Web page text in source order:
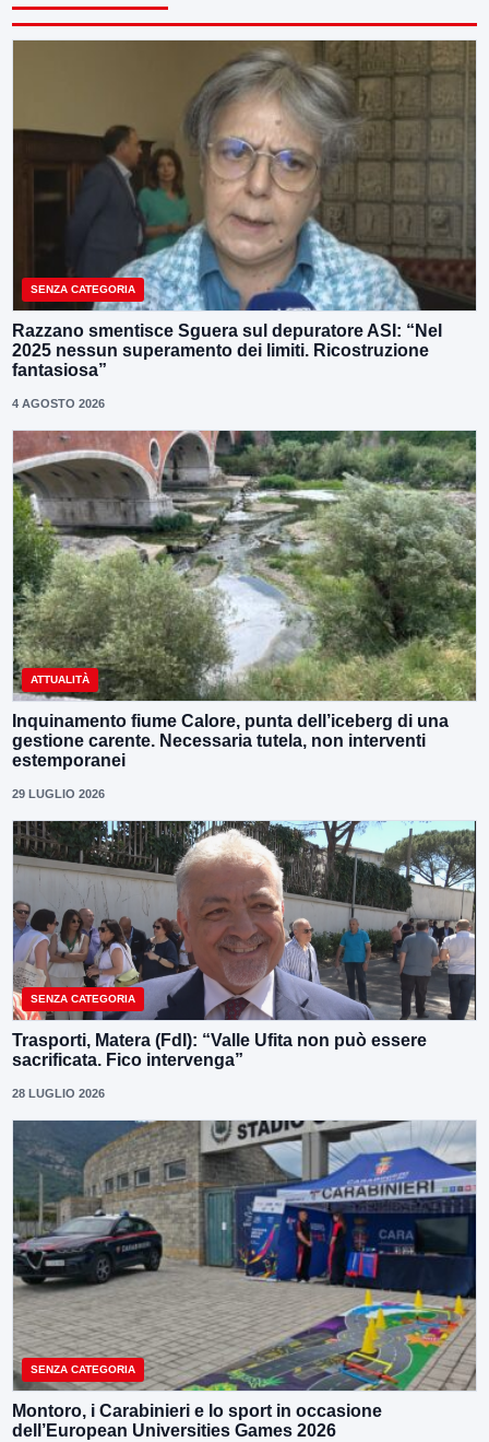
SENZA CATEGORIA
Razzano smentisce Sguera sul depuratore ASI: “Nel
2025 nessun superamento dei limiti. Ricostruzione
fantasiosa”
4 AGOSTO 2026
ATTUALITÀ
Inquinamento fiume Calore, punta dell’iceberg di una
gestione carente. Necessaria tutela, non interventi
estemporanei
29 LUGLIO 2026
SENZA CATEGORIA
Trasporti, Matera (FdI): “Valle Ufita non può essere
sacrificata. Fico intervenga”
28 LUGLIO 2026
SENZA CATEGORIA
Montoro, i Carabinieri e lo sport in occasione
dell’European Universities Games 2026